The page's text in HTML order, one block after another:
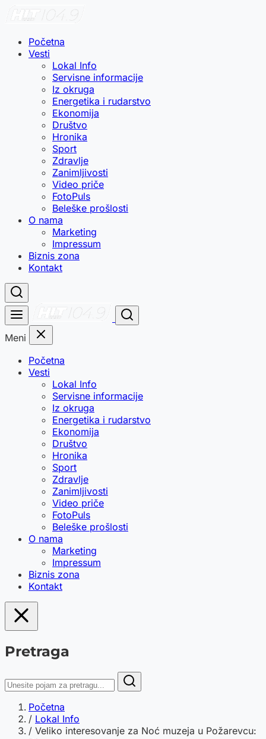
Početna
Vesti
Lokal Info
Servisne informacije
Iz okruga
Energetika i rudarstvo
Ekonomija
Društvo
Hronika
Sport
Zdravlje
Zanimljivosti
Video priče
FotoPuls
Beleške prošlosti
O nama
Marketing
Impressum
Biznis zona
Kontakt
Meni
Početna
Vesti
Lokal Info
Servisne informacije
Iz okruga
Energetika i rudarstvo
Ekonomija
Društvo
Hronika
Sport
Zdravlje
Zanimljivosti
Video priče
FotoPuls
Beleške prošlosti
O nama
Marketing
Impressum
Biznis zona
Kontakt
Pretraga
Početna
/ Lokal Info
/ Veliko interesovanje za Noć muzeja u Požarevcu: